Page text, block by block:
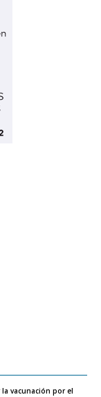
vacunación por el